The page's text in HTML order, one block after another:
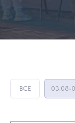
03.08-
ВСЕ